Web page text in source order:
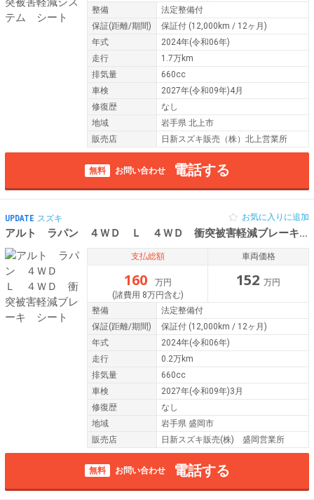
整備
法定整備付
保証(距離/期間) 保証付 (12,000km / 12ヶ月)
年式
2024年(令和06年)
走行
1.7万km
排気量
660cc
車検
2027年(令和09年)4月
修復歴
なし
地域
岩手県 北上市
販売店
日新スズキ販売（株）北上営業所
無料 お問い合わせ 電話する
UPDATE スズキ
アルト ラパン ４ＷＤ Ｌ ４ＷＤ 衝突被害軽減ブレーキ シート
お気に入りに追加
支払総額
160
万円
(諸費用 8万円含む)
車両価格
152 万円
整備
法定整備付
保証(距離/期間) 保証付 (12,000km / 12ヶ月)
年式
2024年(令和06年)
走行
0.2万km
排気量
660cc
車検
2027年(令和09年)3月
修復歴
なし
地域
岩手県 盛岡市
販売店
日新スズキ販売(株) 盛岡営業所
無料 お問い合わせ 電話する